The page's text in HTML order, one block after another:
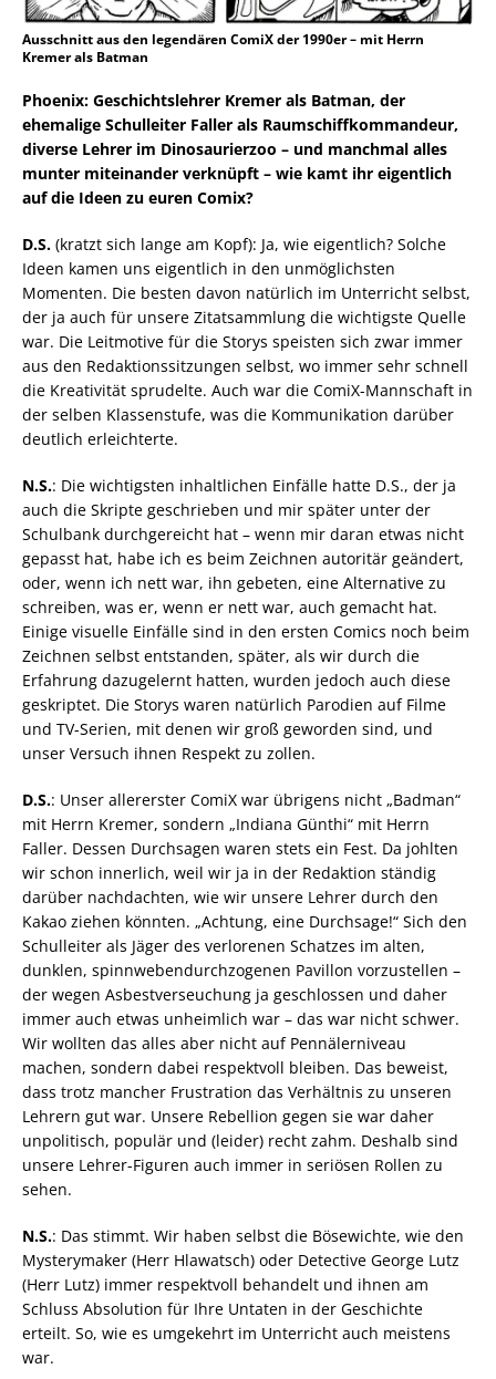
Ausschnitt aus den legendären ComiX der 1990er – mit Herrn
Kremer als Batman
Phoenix: Geschichtslehrer Kremer als Batman, der
ehemalige Schulleiter Faller als Raumschiffkommandeur,
diverse Lehrer im Dinosaurierzoo – und manchmal alles
munter miteinander verknüpft – wie kamt ihr eigentlich
auf die Ideen zu euren Comix?
D.S. (kratzt sich lange am Kopf): Ja, wie eigentlich? Solche
Ideen kamen uns eigentlich in den unmöglichsten
Momenten. Die besten davon natürlich im Unterricht selbst,
der ja auch für unsere Zitatsammlung die wichtigste Quelle
war. Die Leitmotive für die Storys speisten sich zwar immer
aus den Redaktionssitzungen selbst, wo immer sehr schnell
die Kreativität sprudelte. Auch war die ComiX-Mannschaft in
der selben Klassenstufe, was die Kommunikation darüber
deutlich erleichterte.
N.S.: Die wichtigsten inhaltlichen Einfälle hatte D.S., der ja
auch die Skripte geschrieben und mir später unter der
Schulbank durchgereicht hat – wenn mir daran etwas nicht
gepasst hat, habe ich es beim Zeichnen autoritär geändert,
oder, wenn ich nett war, ihn gebeten, eine Alternative zu
schreiben, was er, wenn er nett war, auch gemacht hat.
Einige visuelle Einfälle sind in den ersten Comics noch beim
Zeichnen selbst entstanden, später, als wir durch die
Erfahrung dazugelernt hatten, wurden jedoch auch diese
geskriptet. Die Storys waren natürlich Parodien auf Filme
und TV-Serien, mit denen wir groß geworden sind, und
unser Versuch ihnen Respekt zu zollen.
D.S.: Unser allererster ComiX war übrigens nicht „Badman“
mit Herrn Kremer, sondern „Indiana Günthi“ mit Herrn
Faller. Dessen Durchsagen waren stets ein Fest. Da johlten
wir schon innerlich, weil wir ja in der Redaktion ständig
darüber nachdachten, wie wir unsere Lehrer durch den
Kakao ziehen könnten. „Achtung, eine Durchsage!“ Sich den
Schulleiter als Jäger des verlorenen Schatzes im alten,
dunklen, spinnwebendurchzogenen Pavillon vorzustellen –
der wegen Asbestverseuchung ja geschlossen und daher
immer auch etwas unheimlich war – das war nicht schwer.
Wir wollten das alles aber nicht auf Pennälerniveau
machen, sondern dabei respektvoll bleiben. Das beweist,
dass trotz mancher Frustration das Verhältnis zu unseren
Lehrern gut war. Unsere Rebellion gegen sie war daher
unpolitisch, populär und (leider) recht zahm. Deshalb sind
unsere Lehrer-Figuren auch immer in seriösen Rollen zu
sehen.
N.S.: Das stimmt. Wir haben selbst die Bösewichte, wie den
Mysterymaker (Herr Hlawatsch) oder Detective George Lutz
(Herr Lutz) immer respektvoll behandelt und ihnen am
Schluss Absolution für Ihre Untaten in der Geschichte
erteilt. So, wie es umgekehrt im Unterricht auch meistens
war.